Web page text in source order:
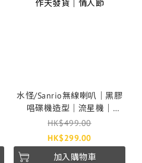
水怪/Sanrio無線喇叭｜黑膠
唱碟機造型｜流星機｜
Kuromi｜Hello Kitty｜玉桂
狗｜付款後5-10工作天發貨
｜情人節
HK$499.00
HK$299.00
加入購物車